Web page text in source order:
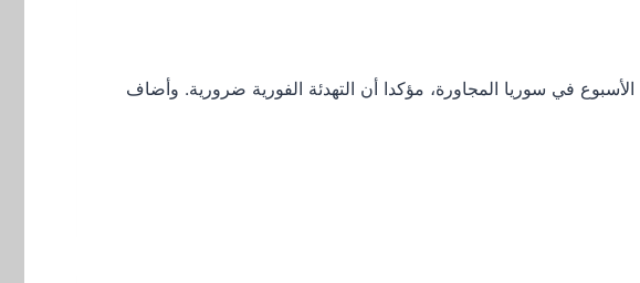
في سوريا المجاورة، مؤكدا أن التهدئة الفورية ضرورية. وأضاف